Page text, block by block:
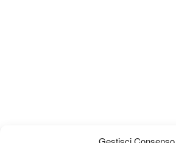
Gestisci Consenso